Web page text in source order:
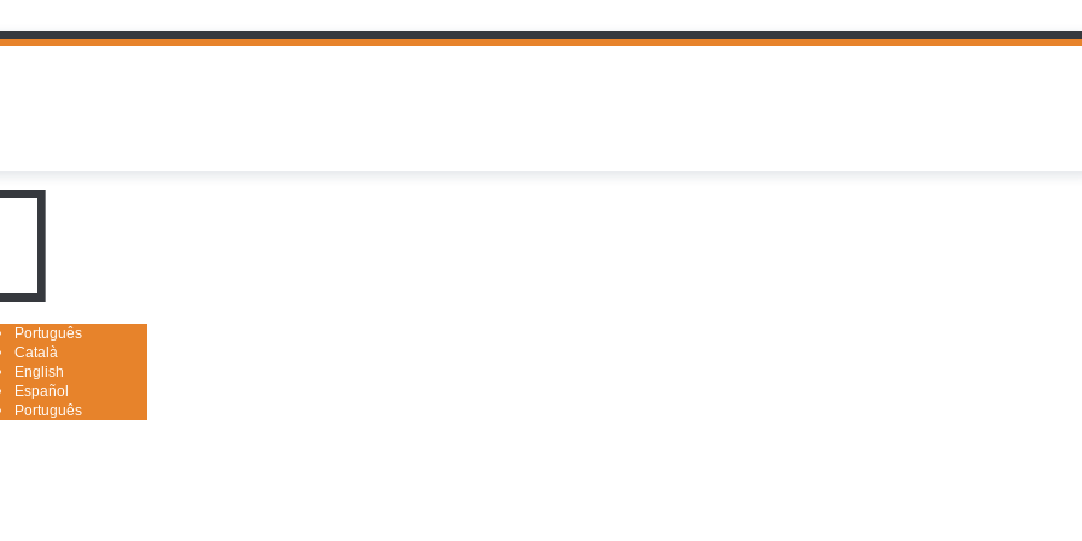
Português
Català
English
Español
Português